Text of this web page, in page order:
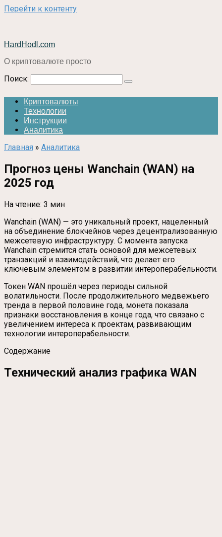
Перейти к контенту
HardHodl.com
О криптовалюте просто
Поиск:
Криптовалюты
Технологии
Инструкции
Аналитика
Главная » Аналитика
Прогноз цены Wanchain (WAN) на
2025 год
На чтение: 3 мин
Wanchain (WAN) — это уникальный проект, нацеленный
на объединение блокчейнов через децентрализованную
межсетевую инфраструктуру. С момента запуска
Wanchain стремится стать основой для межсетевых
транзакций и взаимодействий, что делает его
ключевым элементом в развитии интероперабельности.
Токен WAN прошёл через периоды сильной
волатильности. После продолжительного медвежьего
тренда в первой половине года, монета показала
признаки восстановления в конце года, что связано с
увеличением интереса к проектам, развивающим
технологии интероперабельности.
Содержание
Технический анализ графика WAN